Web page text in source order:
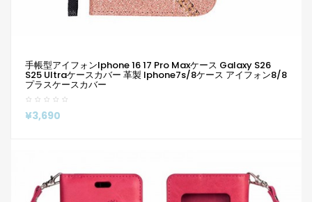
手帳型アイフォンiphone 16 17 Pro Maxケース Galaxy S26
S25 Ultraケースカバー 革製 Iphone7s/8ケース アイフォン8/8
プラスケースカバー
¥3,690